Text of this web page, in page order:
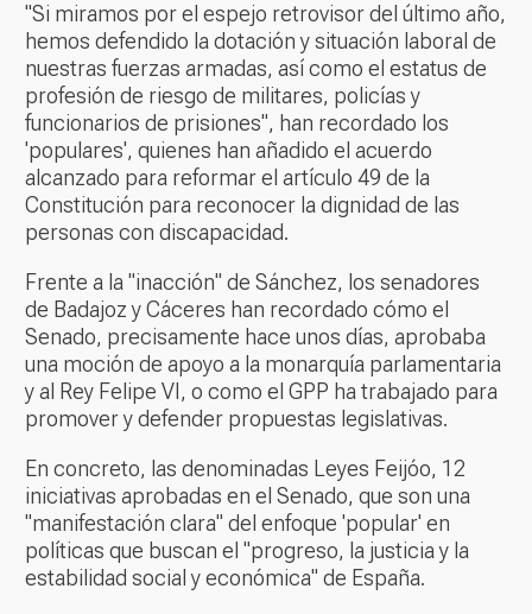
"Si miramos por el espejo retrovisor del último año,
hemos defendido la dotación y situación laboral de
nuestras fuerzas armadas, así como el estatus de
profesión de riesgo de militares, policías y
funcionarios de prisiones", han recordado los
'populares', quienes han añadido el acuerdo
alcanzado para reformar el artículo 49 de la
Constitución para reconocer la dignidad de las
personas con discapacidad.
Frente a la "inacción" de Sánchez, los senadores
de Badajoz y Cáceres han recordado cómo el
Senado, precisamente hace unos días, aprobaba
una moción de apoyo a la monarquía parlamentaria
y al Rey Felipe VI, o como el GPP ha trabajado para
promover y defender propuestas legislativas.
En concreto, las denominadas Leyes Feijóo, 12
iniciativas aprobadas en el Senado, que son una
"manifestación clara" del enfoque 'popular' en
políticas que buscan el "progreso, la justicia y la
estabilidad social y económica" de España.